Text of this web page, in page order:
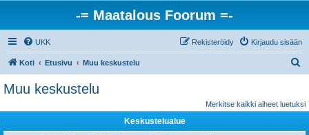
-= Maatalous Foorum =-
UKK Kirjaudu sisään
Rekisteröidy
Koti Etusivu Muu keskustelu
i
Muu keskustelu
Merkitse kaikki aiheet luetuksi
Keskustelualue